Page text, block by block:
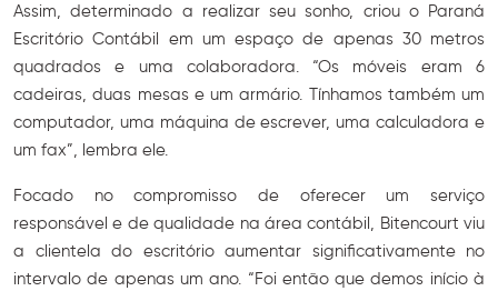
Assim, determinado a realizar seu sonho, criou o Paraná
Escritório Contábil em um espaço de apenas 30 metros
quadrados e uma colaboradora. “Os móveis eram 6
cadeiras, duas mesas e um armário. Tínhamos também um
computador, uma máquina de escrever, uma calculadora e
um fax”, lembra ele.
Focado no compromisso de oferecer um serviço
responsável e de qualidade na área contábil, Bitencourt viu
a clientela do escritório aumentar significativamente no
intervalo de apenas um ano. “Foi então que demos início à